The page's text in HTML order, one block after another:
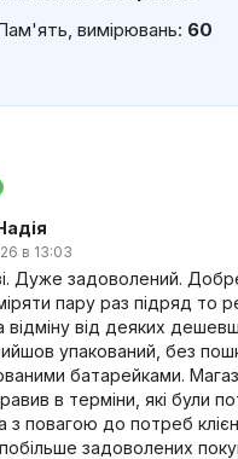
вимірювань: 60
в 13:03
Дуже задоволений.
пару раз підряд то
відміну від деяких
упакований, без
батарейками.
в терміни, які були
з повагою до потреб
задоволених